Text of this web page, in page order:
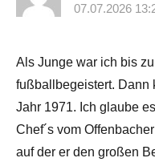
07.07.2026
Als Junge war ich bis
fußballbegeistert. Dann
Jahr 1971. Ich glaube
Chef´s vom
auf der er den großen